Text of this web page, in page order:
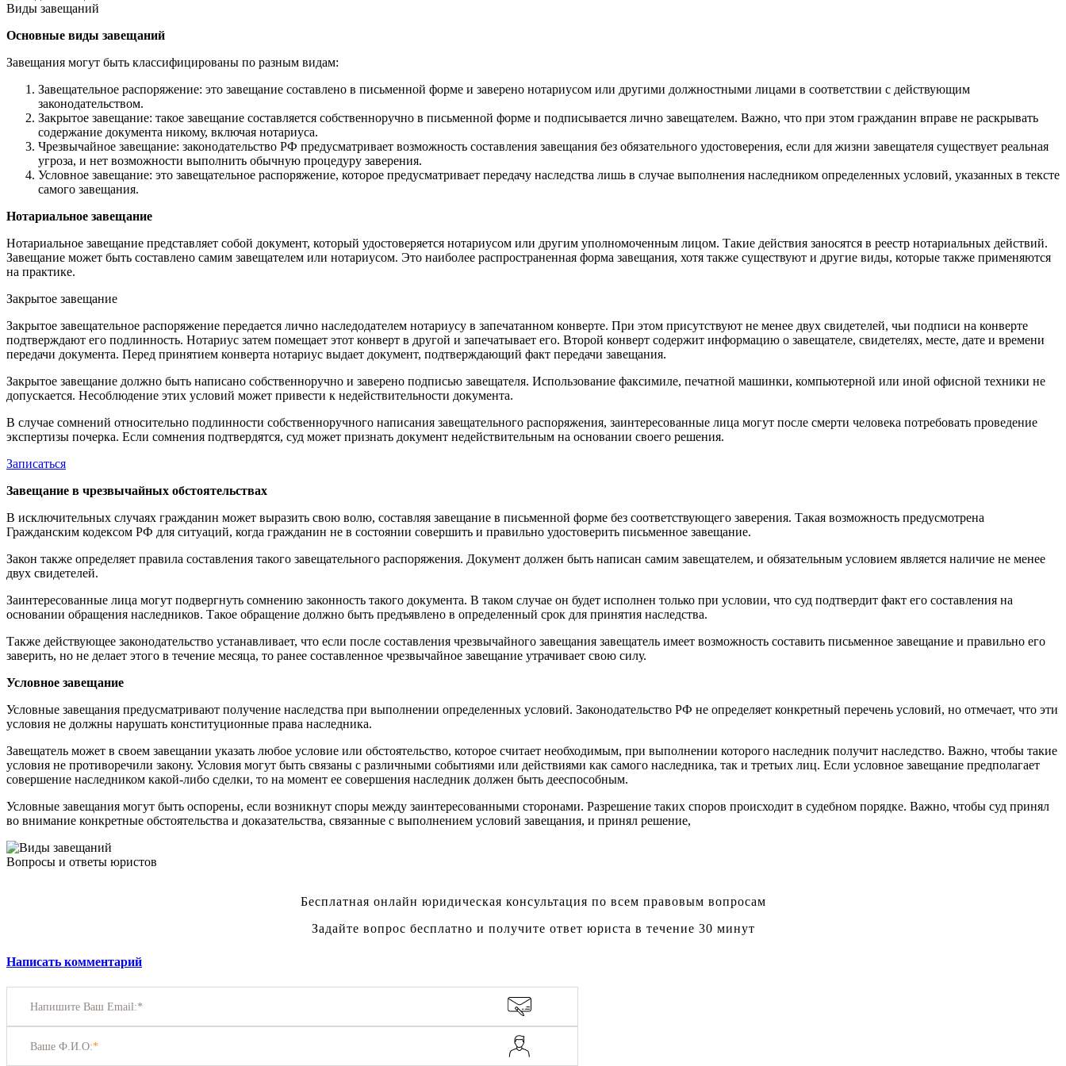
Виды завещаний
Основные виды завещаний
Завещания могут быть классифицированы по разным видам:
Завещательное распоряжение: это завещание составлено в письменной форме и заверено нотариусом или другими должностными лицами в соответствии с действующим
законодательством.
Закрытое завещание: такое завещание составляется собственноручно в письменной форме и подписывается лично завещателем. Важно, что при этом гражданин вправе не раскрывать
содержание документа никому, включая нотариуса.
Чрезвычайное завещание: законодательство РФ предусматривает возможность составления завещания без обязательного удостоверения, если для жизни завещателя существует реальная
угроза, и нет возможности выполнить обычную процедуру заверения.
Условное завещание: это завещательное распоряжение, которое предусматривает передачу наследства лишь в случае выполнения наследником определенных условий, указанных в тексте
самого завещания.
Нотариальное завещание
Нотариальное завещание представляет собой документ, который удостоверяется нотариусом или другим уполномоченным лицом. Такие действия заносятся в реестр нотариальных действий.
Завещание может быть составлено самим завещателем или нотариусом. Это наиболее распространенная форма завещания, хотя также существуют и другие виды, которые также применяются
на практике.
Закрытое завещание
Закрытое завещательное распоряжение передается лично наследодателем нотариусу в запечатанном конверте. При этом присутствуют не менее двух свидетелей, чьи подписи на конверте
подтверждают его подлинность. Нотариус затем помещает этот конверт в другой и запечатывает его. Второй конверт содержит информацию о завещателе, свидетелях, месте, дате и времени
передачи документа. Перед принятием конверта нотариус выдает документ, подтверждающий факт передачи завещания.
Закрытое завещание должно быть написано собственноручно и заверено подписью завещателя. Использование факсимиле, печатной машинки, компьютерной или иной офисной техники не
допускается. Несоблюдение этих условий может привести к недействительности документа.
В случае сомнений относительно подлинности собственноручного написания завещательного распоряжения, заинтересованные лица могут после смерти человека потребовать проведение
экспертизы почерка. Если сомнения подтвердятся, суд может признать документ недействительным на основании своего решения.
Записаться
Завещание в чрезвычайных обстоятельствах
В исключительных случаях гражданин может выразить свою волю, составляя завещание в письменной форме без соответствующего заверения. Такая возможность предусмотрена
Гражданским кодексом РФ для ситуаций, когда гражданин не в состоянии совершить и правильно удостоверить письменное завещание.
Закон также определяет правила составления такого завещательного распоряжения. Документ должен быть написан самим завещателем, и обязательным условием является наличие не менее
двух свидетелей.
Заинтересованные лица могут подвергнуть сомнению законность такого документа. В таком случае он будет исполнен только при условии, что суд подтвердит факт его составления на
основании обращения наследников. Такое обращение должно быть предъявлено в определенный срок для принятия наследства.
Также действующее законодательство устанавливает, что если после составления чрезвычайного завещания завещатель имеет возможность составить письменное завещание и правильно его
заверить, но не делает этого в течение месяца, то ранее составленное чрезвычайное завещание утрачивает свою силу.
Условное завещание
Условные завещания предусматривают получение наследства при выполнении определенных условий. Законодательство РФ не определяет конкретный перечень условий, но отмечает, что эти
условия не должны нарушать конституционные права наследника.
Завещатель может в своем завещании указать любое условие или обстоятельство, которое считает необходимым, при выполнении которого наследник получит наследство. Важно, чтобы такие
условия не противоречили закону. Условия могут быть связаны с различными событиями или действиями как самого наследника, так и третьих лиц. Если условное завещание предполагает
совершение наследником какой-либо сделки, то на момент ее совершения наследник должен быть дееспособным.
Условные завещания могут быть оспорены, если возникнут споры между заинтересованными сторонами. Разрешение таких споров происходит в судебном порядке. Важно, чтобы суд принял
во внимание конкретные обстоятельства и доказательства, связанные с выполнением условий завещания, и принял решение,
Вопросы и ответы юристов
Бесплатная онлайн юридическая консультация по всем правовым вопросам
Задайте вопрос бесплатно и получите ответ юриста в течение 30 минут
Написать комментарий
Напишите Ваш Email:*
Ваше Ф.И.О:*